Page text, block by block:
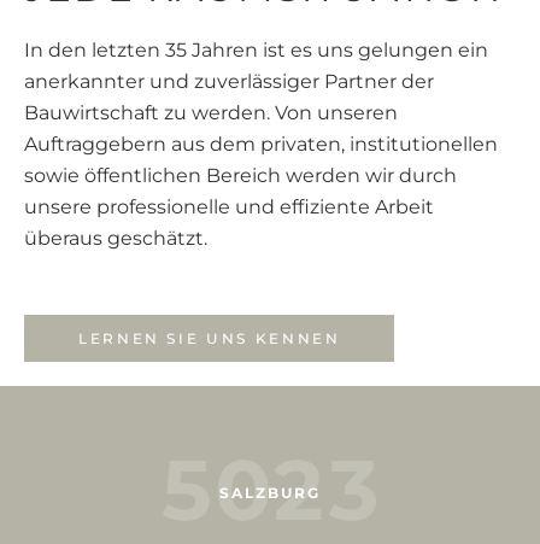
letzten 35 Jahren ist es uns gelungen ein
und zuverlässiger Partner der
zu werden. Von unseren
aus dem privaten, institutionellen
öffentlichen Bereich werden wir durch
professionelle und effiziente Arbeit
geschätzt.
LERNEN SIE UNS KENNEN
In den letzten 35 Jahren ist es uns gelungen ein
anerkannter und zuverlässiger Partner der
Bauwirtschaft zu werden. Von unseren
Auftraggebern aus dem privaten, institutionellen
sowie öffentlichen Bereich werden wir durch
unsere professionelle und effiziente Arbeit
überaus geschätzt.
LERNEN SIE UNS KENNEN
letzten 35 Jahren ist es uns gelungen ein
und zuverlässiger Partner der
zu werden. Von unseren
aus dem privaten, institutionellen
öffentlichen Bereich werden wir durch
professionelle und effiziente Arbeit
geschätzt.
LERNEN SIE UNS KENNEN
SALZBURG
02